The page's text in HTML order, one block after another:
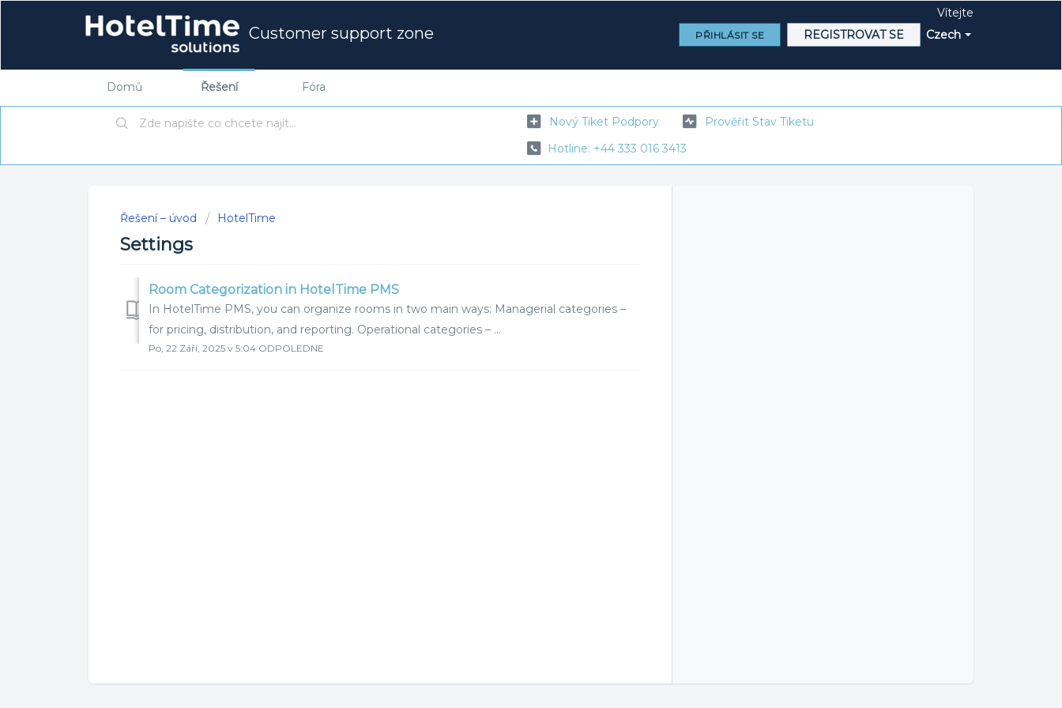
Customer support zone Czech
Vítejte
PŘIHLÁSIT SE REGISTROVAT SE
Domů Řešení Fóra
Nový Tiket Podpory
Prověřit Stav Tiketu
Hotline: +44 333 016 3413
Řešení – úvod HotelTime
Settings
Room Categorization in HotelTime PMS
In HotelTime PMS, you can organize rooms in two main ways: Managerial categories –
for pricing, distribution, and reporting. Operational categories – ...
Po, 22 Září, 2025 v 5:04 ODPOLEDNE